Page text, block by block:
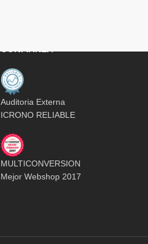
Auditoria Externa
ICRONO RELIABLE
MULTICONVERSION
Mejor Webshop 2017